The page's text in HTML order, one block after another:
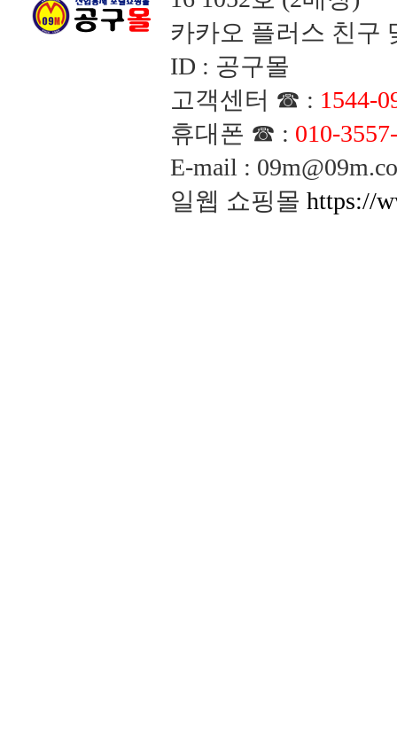
카카오 플러스 친구
ID : 공구몰
고객센터 ☎ : 1544-
휴대폰 ☎ : 010-
E-mail :
일웹 쇼핑몰 https://